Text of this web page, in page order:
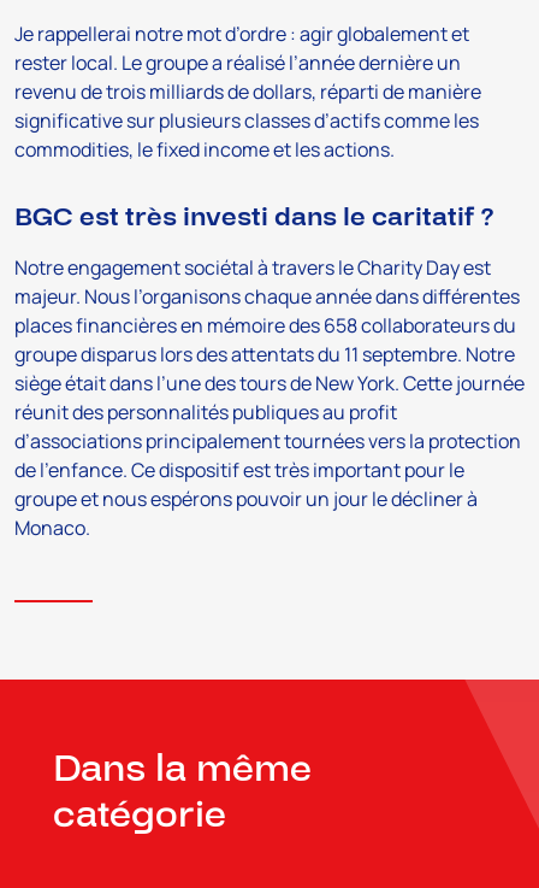
Je rappellerai notre mot d’ordre : agir globalement et
rester local. Le groupe a réalisé l’année dernière un
revenu de trois milliards de dollars, réparti de manière
significative sur plusieurs classes d’actifs comme les
commodities, le fixed income et les actions.
BGC est très investi dans le caritatif ?
Notre engagement sociétal à travers le Charity Day est
majeur. Nous l’organisons chaque année dans différentes
places financières en mémoire des 658 collaborateurs du
groupe disparus lors des attentats du 11 septembre. Notre
siège était dans l’une des tours de New York. Cette journée
réunit des personnalités publiques au profit
d’associations principalement tournées vers la protection
de l’enfance. Ce dispositif est très important pour le
groupe et nous espérons pouvoir un jour le décliner à
Monaco.
Dans la même
catégorie